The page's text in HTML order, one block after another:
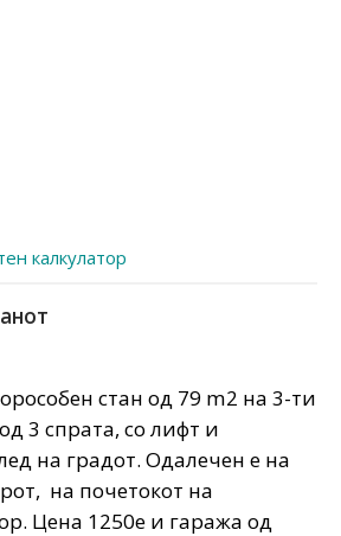
калкулатор
стан од 79 m2 на 3-ти
3 спрата, со лифт и
на градот. Одалечен е на
на почетокот на
Цена 1250е и гаража од